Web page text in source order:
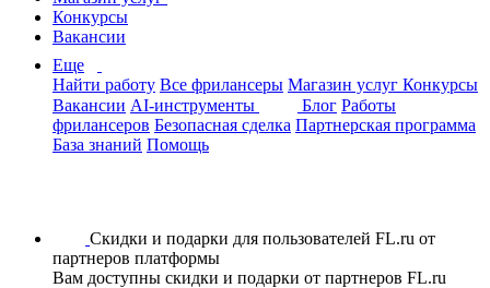
Конкурсы
Вакансии
Еще
Найти работу Все фрилансеры Магазин услуг Конкурсы
Вакансии AI-инструменты Блог Работы
фрилансеров Безопасная сделка Партнерская программа
База знаний Помощь
Скидки и подарки для пользователей FL.ru от
партнеров платформы
Вам доступны скидки и подарки от партнеров FL.ru